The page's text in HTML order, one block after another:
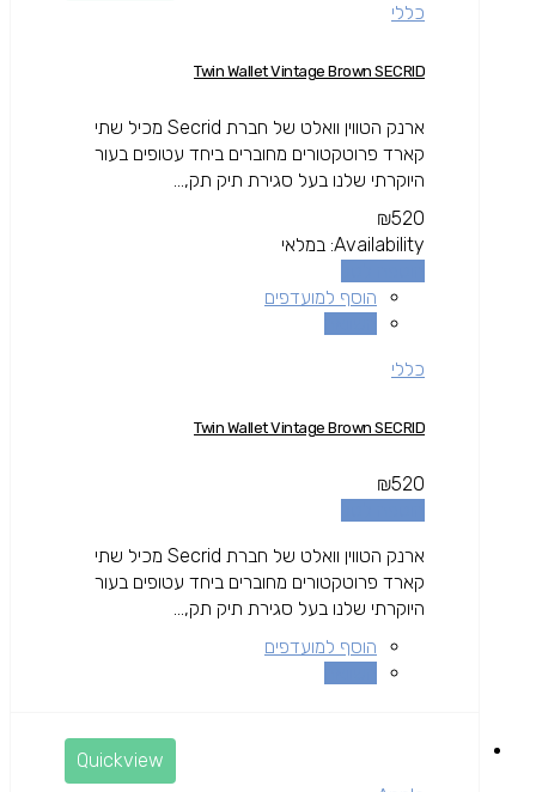
כללי
Twin Wallet Vintage Brown SECRID
ארנק הטווין וואלט של חברת Secrid מכיל שתי
קארד פרוטקטורים מחוברים ביחד עטופים בעור
היוקרתי שלנו בעל סגירת תיק תק,...
₪520
Availability: במלאי
הוסף למועדפים
כללי
Twin Wallet Vintage Brown SECRID
₪520
ארנק הטווין וואלט של חברת Secrid מכיל שתי
קארד פרוטקטורים מחוברים ביחד עטופים בעור
היוקרתי שלנו בעל סגירת תיק תק,...
הוסף למועדפים
Quickview